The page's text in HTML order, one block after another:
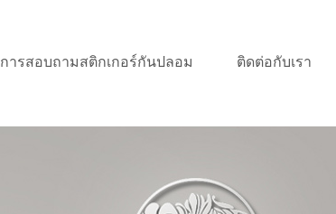
การสอบถามสติกเกอร์กันปลอม ติดต่อกับเรา